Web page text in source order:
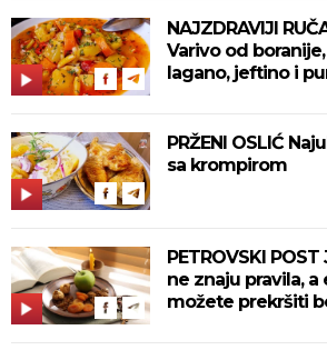
NAJZDRAVIJI
Varivo od
lagano, jeftino i
PRŽENI OSLIĆ
sa krompirom
PETROVSKI
ne znaju pravila, a
možete prekršiti